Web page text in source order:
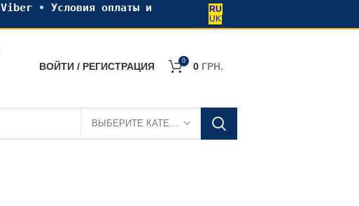
Viber• Условия оплаты и
RU
UK
ВОЙТИ / РЕГИСТРАЦИЯ 0 0 ГРН.
ВЫБЕРИТЕ КАТЕГОРИЮ